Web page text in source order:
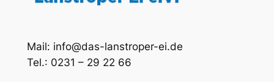
Mail: info@das-lanstroper-ei.de
Tel.: 0231 – 29 22 66